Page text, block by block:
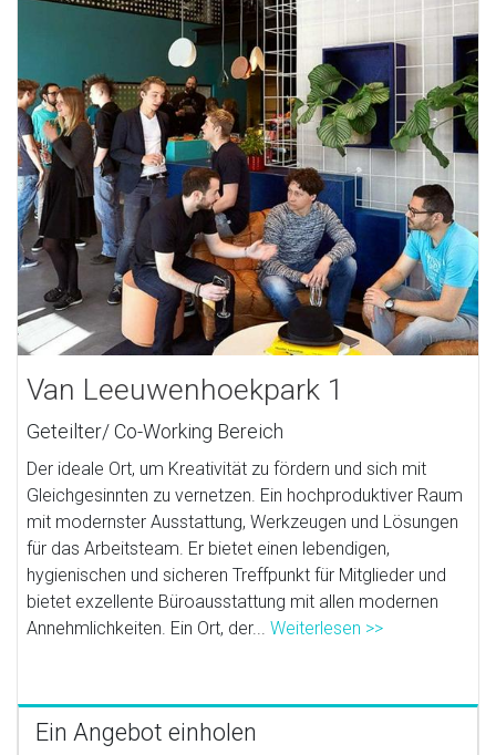
Van Leeuwenhoekpark 1
Geteilter/ Co-Working Bereich
Der ideale Ort, um Kreativität zu fördern und sich mit
Gleichgesinnten zu vernetzen. Ein hochproduktiver Raum
mit modernster Ausstattung, Werkzeugen und Lösungen
für das Arbeitsteam. Er bietet einen lebendigen,
hygienischen und sicheren Treffpunkt für Mitglieder und
bietet exzellente Büroausstattung mit allen modernen
Annehmlichkeiten. Ein Ort, der...Weiterlesen >>
Ein Angebot einholen